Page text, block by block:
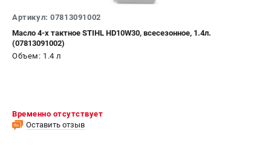
Артикул: 07813091002
Масло 4-х тактное STIHL HD10W30, всесезонное, 1.4л.
(07813091002)
Объем: 1.4 л
Временно отсутствует
Оставить отзыв